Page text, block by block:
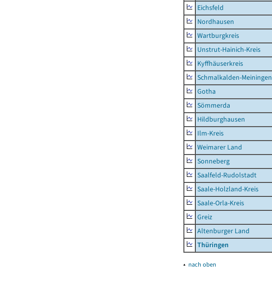
Eichsfeld
Nordhausen
Wartburgkreis
Unstrut-Hainich-Kreis
Kyffhäuserkreis
Schmalkalden-Meiningen
Gotha
Sömmerda
Hildburghausen
Ilm-Kreis
Weimarer Land
Sonneberg
Saalfeld-Rudolstadt
Saale-Holzland-Kreis
Saale-Orla-Kreis
Greiz
Altenburger Land
Thüringen
▴ nach oben